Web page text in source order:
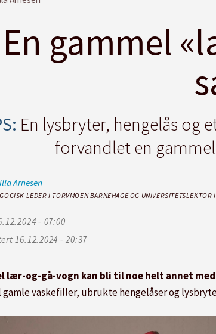
En gammel
En lysbryter, hengelås og
forvandlet en
Arnesen
LEDER I TORVMOEN BARNEHAGE OG UNIVERSITETSLEKTOR
- 07:00
16.12.2024 - 20:37
lær-og-gå-vogn kan bli til noe helt annet
vaskefiller, ubrukte hengelåser og